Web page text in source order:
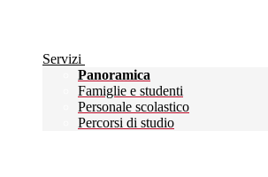
Servizi
Panoramica
Famiglie e studenti
Personale scolastico
Percorsi di studio